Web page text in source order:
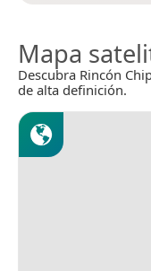
Mapa
Descubra Rincón
de alta definición.